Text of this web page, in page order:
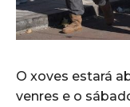
O xoves estará
venres e o